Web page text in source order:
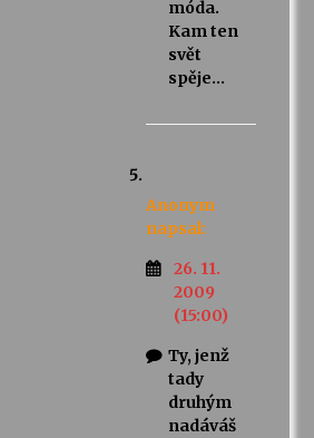
móda.
Kam ten
svět
spěje…
Anonym
napsal:
26. 11.
2009
(15:00)
Ty, jenž
tady
druhým
nadáváš